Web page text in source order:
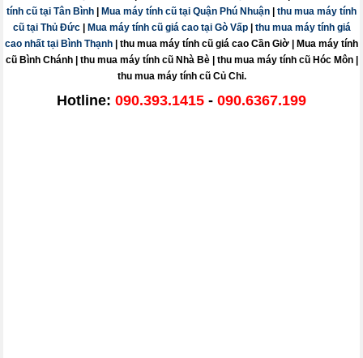
tính cũ tại Tân Bình
Mua máy tính cũ tại Quận Phú Nhuận
thu mua máy tính
cũ tại Thủ Đức| Mua máy tính cũ giá cao tại Gò Vấp
thu mua máy tính giá
cao nhất tại Bình Thạnh
thu mua máy tính cũ giá cao Cần Giờ
Mua máy tính
cũ Bình Chánh
thu mua máy tính cũ Nhà Bè thu mua máy tính cũ Hóc Môn
thu mua máy tính cũ Củ Chi.
Hotline: 090.393.1415 - 090.6367.199